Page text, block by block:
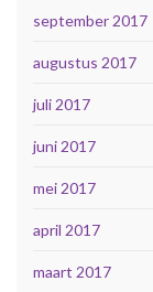
september 2017
augustus 2017
juli 2017
juni 2017
mei 2017
april 2017
maart 2017